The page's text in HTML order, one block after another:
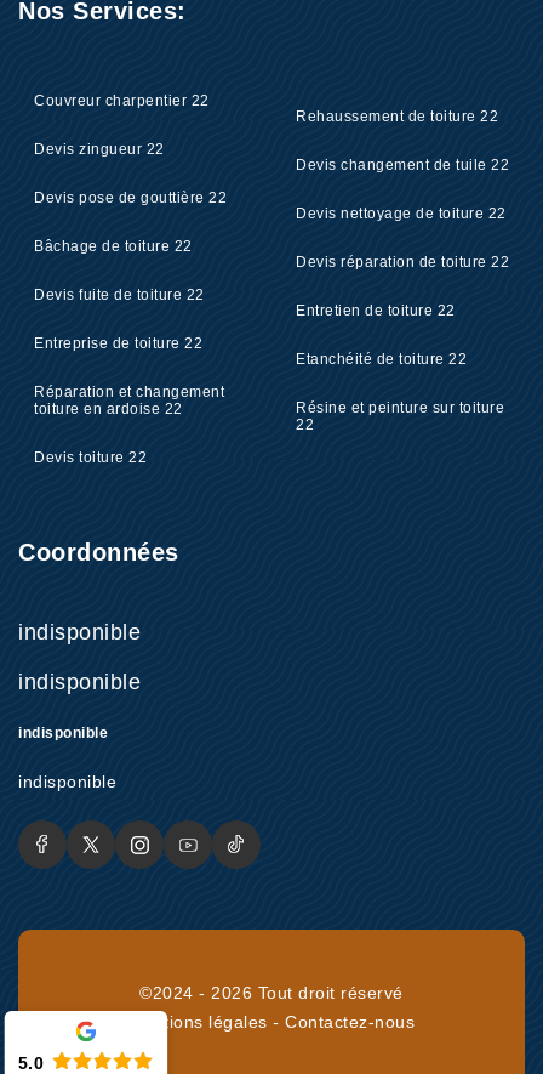
Nos Services:
Couvreur charpentier 22
Devis zingueur 22
Devis pose de gouttière 22
Bâchage de toiture 22
Devis fuite de toiture 22
Entreprise de toiture 22
Réparation et changement
toiture en ardoise 22
Devis toiture 22
Rehaussement de toiture 22
Devis changement de tuile 22
Devis nettoyage de toiture 22
Devis réparation de toiture 22
Entretien de toiture 22
Etanchéité de toiture 22
Résine et peinture sur toiture
22
Coordonnées
indisponible
indisponible
indisponible
indisponible
©2024 - 2026 Tout droit réservé
Mentions légales -Contactez-nous
5.0